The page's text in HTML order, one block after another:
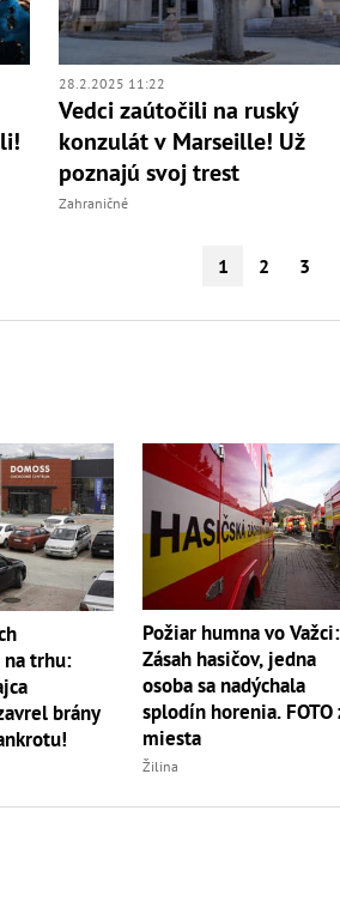
28.2.2025 11:22
Vedci zaútočili na ruský
konzulát v Marseille! Už
poznajú svoj trest
Zahraničné
1 2 3
na trhu:
brány
Požiar humna vo Važci:
Zásah hasičov, jedna
osoba sa nadýchala
splodín horenia. FOTO
miesta
Žilina